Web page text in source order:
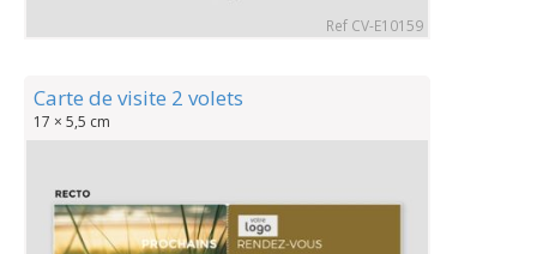
Ref CV-E10159
Carte de visite 2 volets
17 × 5,5 cm